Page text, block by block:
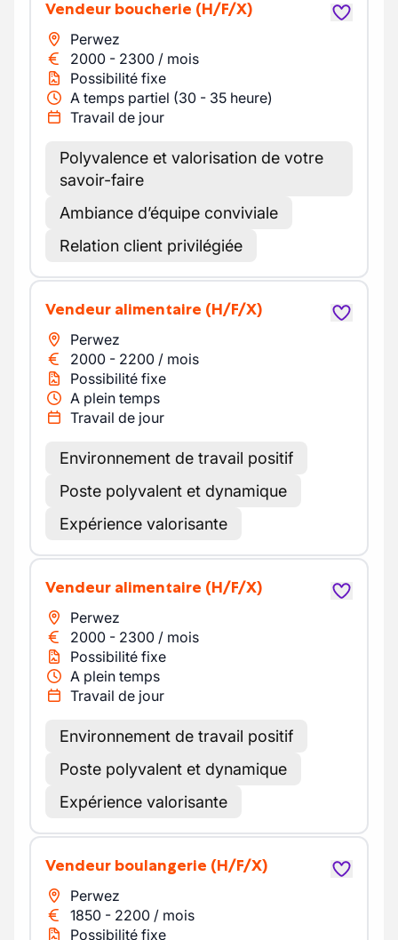
Vendeur boucherie (H/F/X)
Perwez
2000 - 2300 / mois
Possibilité fixe
A temps partiel (30 - 35 heure)
Travail de jour
Polyvalence et valorisation de votre
savoir-faire
Ambiance d’équipe conviviale
Relation client privilégiée
Vendeur alimentaire (H/F/X)
Perwez
2000 - 2200 / mois
Possibilité fixe
A plein temps
Travail de jour
Environnement de travail positif
Poste polyvalent et dynamique
Expérience valorisante
Vendeur alimentaire (H/F/X)
Perwez
2000 - 2300 / mois
Possibilité fixe
A plein temps
Travail de jour
Environnement de travail positif
Poste polyvalent et dynamique
Expérience valorisante
Vendeur boulangerie (H/F/X)
Perwez
1850 - 2200 / mois
Possibilité fixe